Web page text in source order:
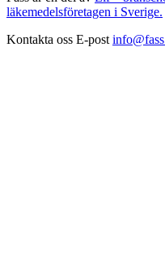
läkemedelsföretagen i Sverige.
Kontakta oss E-post